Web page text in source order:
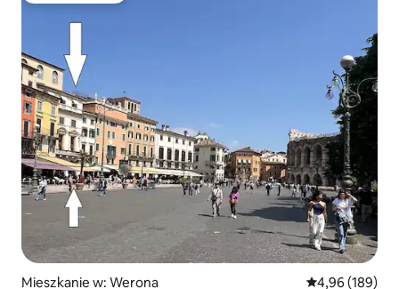
Mieszkanie w: Werona Średnia
4,96 (189)